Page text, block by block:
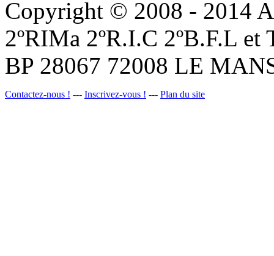
Copyright © 2008 - 2014
2ºRIMa 2ºR.I.C 2ºB.F.L
BP 28067 72008 LE
Contactez-nous ! --- Inscrivez-vous ! --- Plan du site